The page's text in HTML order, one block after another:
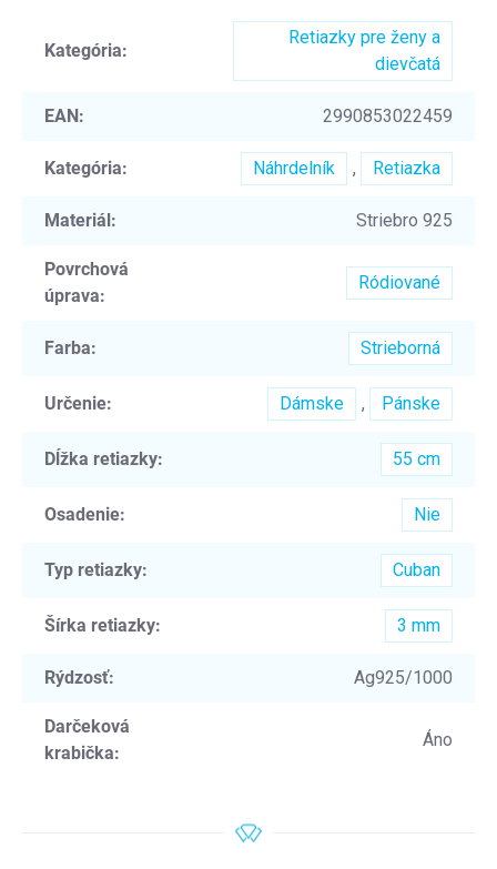
Kategória:
Retiazky pre ženy a
dievčatá
EAN: 2990853022459
Kategória: Náhrdelník , Retiazka
Materiál: Striebro 925
Povrchová
úprava:
Ródiované
Farba: Strieborná
Určenie: Dámske , Pánske
Dĺžka retiazky: 55 cm
Osadenie: Nie
Typ retiazky: Cuban
Šírka retiazky: 3 mm
Rýdzosť: Ag925/1000
Darčeková
krabička:
Áno